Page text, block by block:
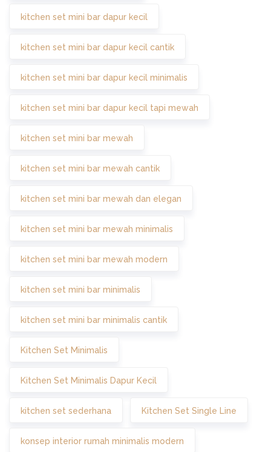
kitchen set mini bar dapur kecil
kitchen set mini bar dapur kecil cantik
kitchen set mini bar dapur kecil minimalis
kitchen set mini bar dapur kecil tapi mewah
kitchen set mini bar mewah
kitchen set mini bar mewah cantik
kitchen set mini bar mewah dan elegan
kitchen set mini bar mewah minimalis
kitchen set mini bar mewah modern
kitchen set mini bar minimalis
kitchen set mini bar minimalis cantik
Kitchen Set Minimalis
Kitchen Set Minimalis Dapur Kecil
kitchen set sederhana Kitchen Set Single Line
konsep interior rumah minimalis modern